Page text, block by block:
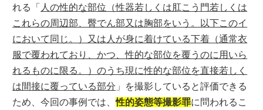
れる「 人の性的な部位（性器若しくは肛こう門若しくは
これらの周辺部、臀でん部又は胸部をいう。以下このイ
において同じ。）又は人が身に着けている下着（通常衣
服で覆われており、かつ、性的な部位を覆うのに用いら
れるものに限る。）のうち現に性的な部位を直接若しく
は間接に覆っている部分 」を撮影していると評価できる
ため、今回の事例では、性的姿態等撮影罪に問われるこ